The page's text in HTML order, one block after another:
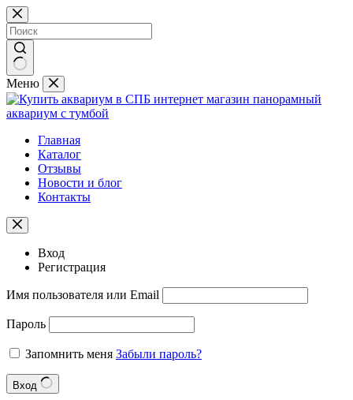
Перейти
к
сути
Ничего
не
найдено
Меню
Главная
Каталог
Отзывы
Новости и блог
Контакты
Вход
Регистрация
Имя пользователя или Email
Пароль
Запомнить меня Забыли пароль?
Вход